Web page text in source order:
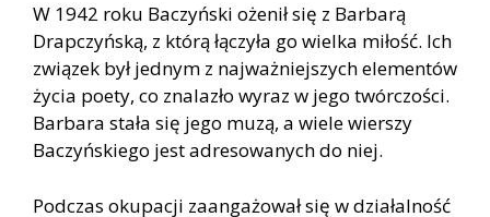
W 1942 roku Baczyński ożenił się z Barbarą
Drapczyńską, z którą łączyła go wielka miłość. Ich
związek był jednym z najważniejszych elementów
życia poety, co znalazło wyraz w jego twórczości.
Barbara stała się jego muzą, a wiele wierszy
Baczyńskiego jest adresowanych do niej.
Podczas okupacji zaangażował się w działalność